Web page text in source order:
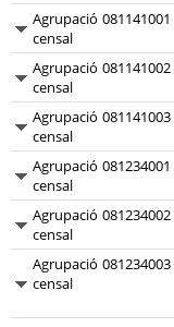
Agrupació
censal
081141001
Agrupació
censal
081141002
Agrupació
censal
081141003
Agrupació
censal
081234001
Agrupació
censal
081234002
Agrupació
censal
081234003